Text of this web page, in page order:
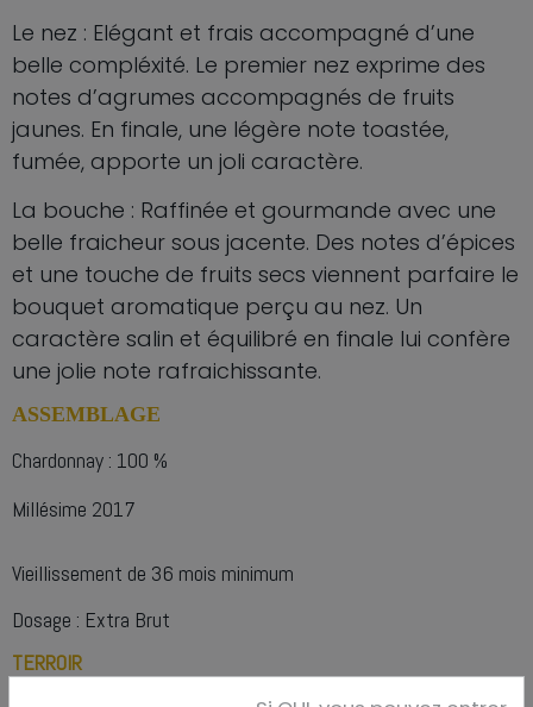
Le nez : Elégant et frais accompagné d’une
belle compléxité. Le premier nez exprime des
notes d’agrumes accompagnés de fruits
jaunes. En finale, une légère note toastée,
fumée, apporte un joli caractère.
La bouche : Raffinée et gourmande avec une
belle fraicheur sous jacente. Des notes d’épices
et une touche de fruits secs viennent parfaire le
bouquet aromatique perçu au nez. Un
caractère salin et équilibré en finale lui confère
une jolie note rafraichissante.
ASSEMBLAGE
Chardonnay : 100 %
Millésime 2017
Vieillissement de 36 mois minimum
Dosage : Extra Brut
TERROIR